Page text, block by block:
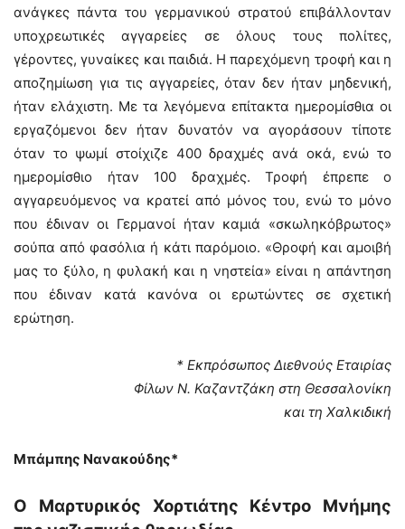
ανάγκες πάντα του γερμανικού στρατού επιβάλλονταν
υποχρεωτικές αγγαρείες σε όλους τους πολίτες,
γέροντες, γυναίκες και παιδιά. Η παρεχόμενη τροφή και η
αποζημίωση για τις αγγαρείες, όταν δεν ήταν μηδενική,
ήταν ελάχιστη. Με τα λεγόμενα επίτακτα ημερομίσθια οι
εργαζόμενοι δεν ήταν δυνατόν να αγοράσουν τίποτε
όταν το ψωμί στοίχιζε 400 δραχμές ανά οκά, ενώ το
ημερομίσθιο ήταν 100 δραχμές. Τροφή έπρεπε ο
αγγαρευόμενος να κρατεί από μόνος του, ενώ το μόνο
που έδιναν οι Γερμανοί ήταν καμιά «σκωληκόβρωτος»
σούπα από φασόλια ή κάτι παρόμοιο. «Θροφή και αμοιβή
μας το ξύλο, η φυλακή και η νηστεία» είναι η απάντηση
που έδιναν κατά κανόνα οι ερωτώντες σε σχετική
ερώτηση.
* Εκπρόσωπος Διεθνούς Εταιρίας
Φίλων Ν. Καζαντζάκη στη Θεσσαλονίκη
και τη Χαλκιδική
Μπάμπης Νανακούδης*
Ο Μαρτυρικός Χορτιάτης Κέντρο Μνήμης